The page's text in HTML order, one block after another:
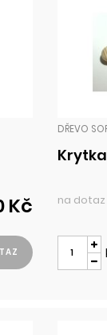
Kč
DŘEVO
na dotaz